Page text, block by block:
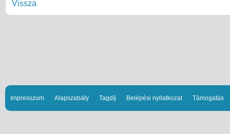
Vissza
Impresszum Alapszabály Tagdíj Belépési nyilatkozat Támogatás